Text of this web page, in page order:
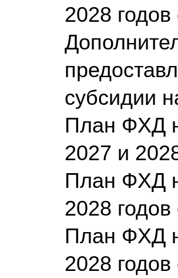
2028
субсидии
План ФХД
2027 и
План ФХД
2028
План ФХД
2028